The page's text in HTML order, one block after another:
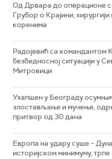
Од Дрвара до операционе
Грубор о Крајини,
коренима
Радојевић са командантом
безбедносној ситуацији у
Митровици
Ухапшен у Београду
злостављање и мучење,
притвор од 30 дана
Европа на удару суше –
историјском минимуму,